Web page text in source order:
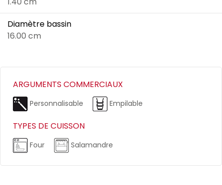
Diamètre bassin
16.00 cm
ARGUMENTS COMMERCIAUX
Personnalisable Empilable
TYPES DE CUISSON
Four Salamandre